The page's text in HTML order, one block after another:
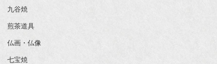
九谷焼
煎茶道具
仏画・仏像
七宝焼